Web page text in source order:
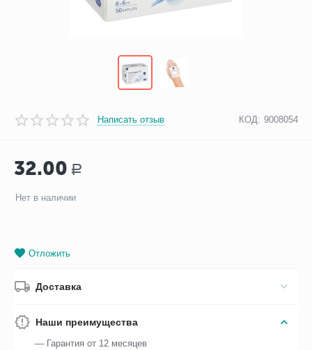
Написать отзыв КОД: 9008054
32.00 Р
Нет в наличии
Отложить
Доставка
Наши преимущества
— Гарантия от 12 месяцев